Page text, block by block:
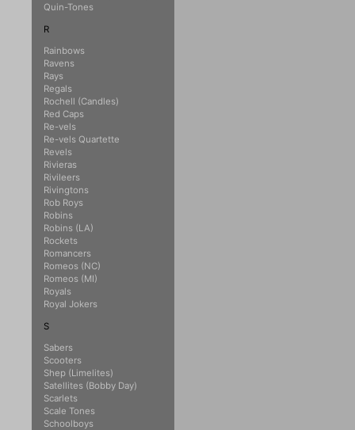
Quin-Tones
R
Rainbows
Ravens
Rays
Regals
Rochell (Candles)
Red Caps
Re-vels
Re-vels Quartette
Revels
Rivieras
Rivileers
Rivingtons
Rob Roys
Robins
Robins (LA)
Rockets
Romancers
Romeos (NC)
Romeos (MI)
Royals
Royal Jokers
S
Sabers
Scooters
Shep (Limelites)
Satellites (Bobby Day)
Scarlets
Scale Tones
Schoolboys